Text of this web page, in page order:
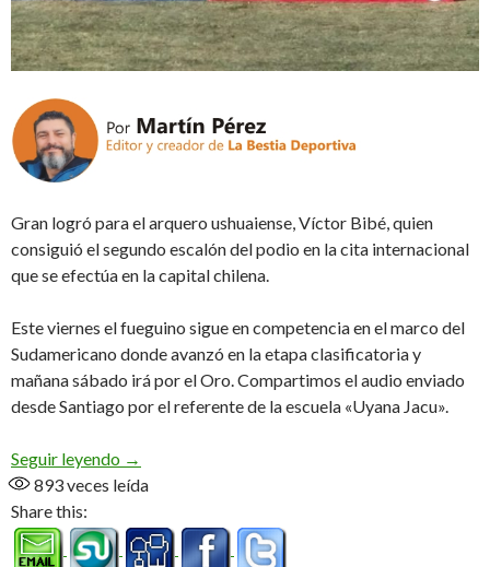
Gran logró para el arquero ushuaiense, Víctor Bibé, quien
consiguió el segundo escalón del podio en la cita internacional
que se efectúa en la capital chilena.
Este viernes el fueguino sigue en competencia en el marco del
Sudamericano donde avanzó en la etapa clasificatoria y
mañana sábado irá por el Oro. Compartimos el audio enviado
desde Santiago por el referente de la escuela «Uyana Jacu».
Seguir leyendo Plata para Víctor en el Open (Audio)
→
893veces leída
Share this: